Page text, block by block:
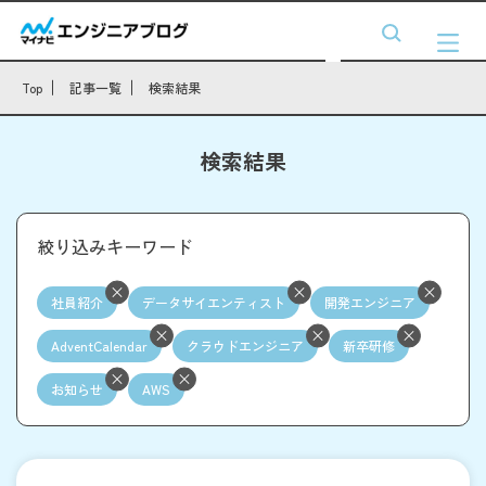
Top 記事一覧 検索結果
検索結果
絞り込みキーワード
社員紹介 データサイエンティスト 開発エンジニア
AdventCalendar クラウドエンジニア 新卒研修
お知らせ AWS